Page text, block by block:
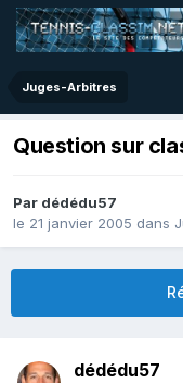
Juges-Arbitres
Question sur
Par dédédu57
le 21 janvier 2005 dans
dédédu57